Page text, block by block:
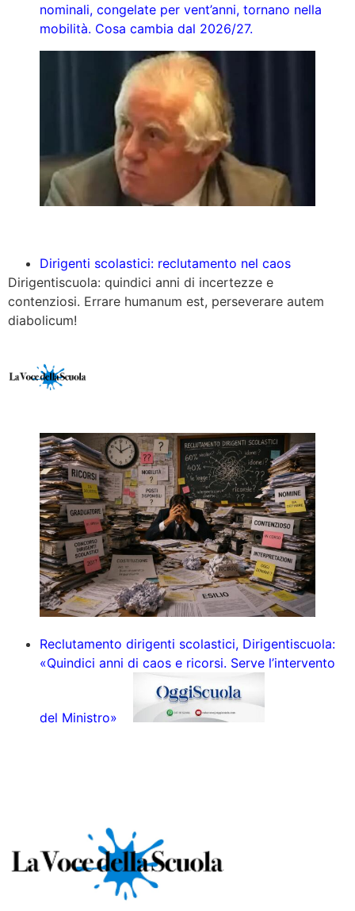
nominali, congelate per vent’anni, tornano nella
mobilità. Cosa cambia dal 2026/27.
Dirigenti scolastici: reclutamento nel caos
Dirigentiscuola: quindici anni di incertezze e
contenziosi. Errare humanum est, perseverare autem
diabolicum!
Reclutamento dirigenti scolastici, Dirigentiscuola:
«Quindici anni di caos e ricorsi. Serve l’intervento
del Ministro»